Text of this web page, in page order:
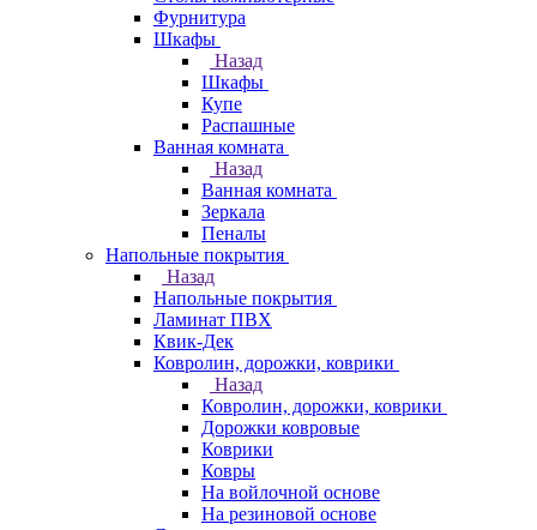
Фурнитура
Шкафы
Назад
Шкафы
Купе
Распашные
Ванная комната
Назад
Ванная комната
Зеркала
Пеналы
Напольные покрытия
Назад
Напольные покрытия
Ламинат ПВХ
Квик-Дек
Ковролин, дорожки, коврики
Назад
Ковролин, дорожки, коврики
Дорожки ковровые
Коврики
Ковры
На войлочной основе
На резиновой основе